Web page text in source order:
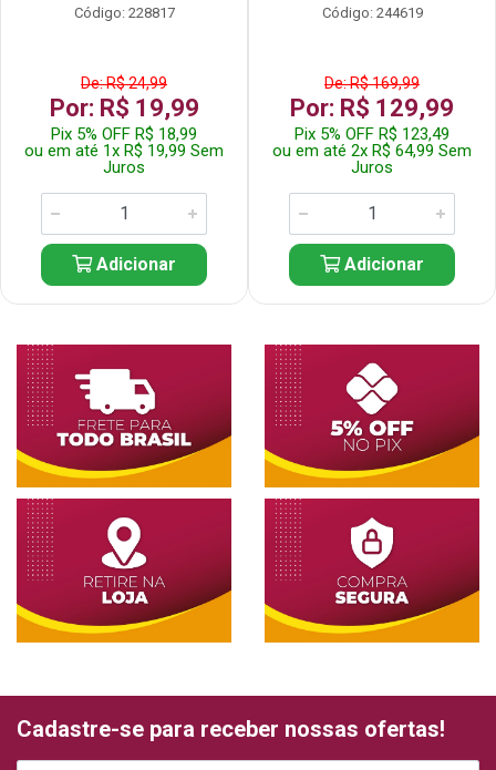
Código: 228817
De: R$ 24,99
Por: R$ 19,99
Pix 5% OFF R$ 18,99
ou em até 1x R$ 19,99 Sem
Juros
Adicionar
Código: 244619
De: R$ 169,99
Por: R$ 129,99
Pix 5% OFF R$ 123,49
ou em até 2x R$ 64,99 Sem
Juros
Adicionar
Cadastre-se para receber nossas ofertas!